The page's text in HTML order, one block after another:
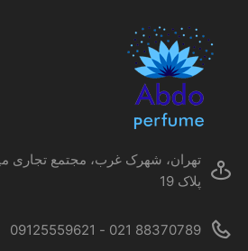
تهران، شهرک غرب، مجتمع تجاری
پلاک 19
88370789 021 - 09125559621